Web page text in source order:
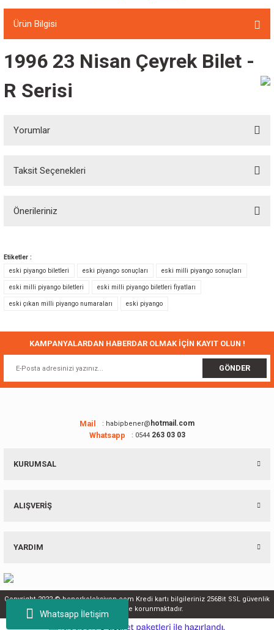
Whatsapp İletişim
Ürün Bilgisi
1996 23 Nisan Çeyrek Bilet -
R Serisi
Yorumlar
Taksit Seçenekleri
Önerileriniz
Görüş ve önerileriniz için teşekkür ederiz.
Ürün resmi kalitesiz, bozuk veya görüntülenemiyor.
Ürün bilgilerinde hatalar bulunuyor.
Ürün fiyatı diğer sitelerden daha pahalı.
Bu ürüne benzer farklı alternatifler olmalı.
Etiketler :
eski piyango biletleri
eski piyango sonuçları eski milli piyango sonuçları
eski milli piyango biletleri eski milli piyango biletleri fiyatları
eski çıkan milli piyango numaraları eski piyango
KAMPANYALARDAN HABERDAR OLMAK İÇİN KAYIT OLUN !
GÖNDER
Mail : habipbener@ hotmail.com
Whatsapp : 0544263 03 03
KURUMSAL
ALIŞVERİŞ
YARDIM
Copyright 2022 © benerkoleksiyon.com Kredi kartı bilgileriniz 256Bit SSL güvenlik
sertifikası ile korunmaktadır.
e-